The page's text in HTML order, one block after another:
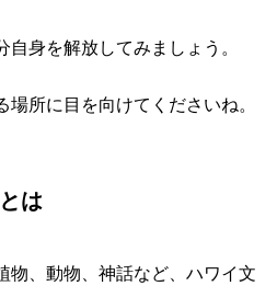
自身を解放してみましょう。
所に目を向けてくださいね。
は
物、動物、神話など、ハワイ文